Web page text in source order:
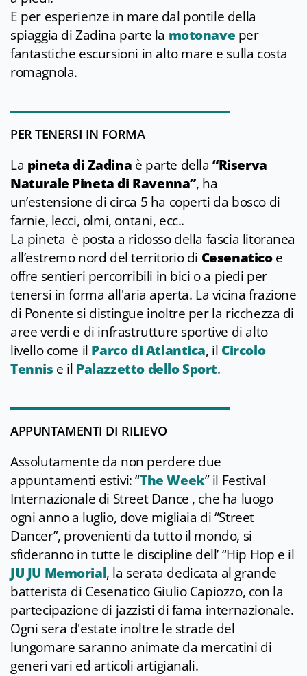
E per esperienze in mare dal pontile della
spiaggia di Zadina parte la motonave per
fantastiche escursioni in alto mare e sulla costa
romagnola.
PER TENERSI IN FORMA
La pineta di Zadina è parte della“Riserva
Naturale Pineta di Ravenna”, ha
un’estensione di circa 5 ha coperti da bosco di
farnie, lecci, olmi, ontani, ecc..
La pineta è posta a ridosso della fascia litoranea
all’estremo nord del territorio di Cesenaticoe
offre sentieri percorribili in bici o a piedi per
tenersi in forma all'aria aperta. La vicina frazione
di Ponente si distingue inoltre per la ricchezza di
aree verdi e di infrastrutture sportive di alto
livello come il Parco di Atlantica, il Circolo
Tennis e il Palazzetto dello Sport.
APPUNTAMENTI DI RILIEVO
Assolutamente da non perdere due
appuntamenti estivi: “The Week” il Festival
Internazionale di Street Dance , che ha luogo
ogni anno a luglio, dove migliaia di “Street
Dancer”, provenienti da tutto il mondo, si
sfideranno in tutte le discipline dell’ “Hip Hop e il
JU JU Memorial, la serata dedicata al grande
batterista di Cesenatico Giulio Capiozzo, con la
partecipazione di jazzisti di fama internazionale.
Ogni sera d'estate inoltre le strade del
lungomare saranno animate da mercatini di
generi vari ed articoli artigianali.